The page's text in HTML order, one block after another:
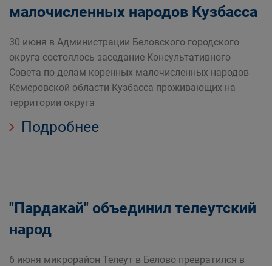
малочисленных народов Кузбасса
30 июня в Администрации Беловского городского
округа состоялось заседание Консультативного
Совета по делам коренных малочисленных народов
Кемеровской области Кузбасса проживающих на
территории округа
Подробнее
"Пардакай" объединил телеутский
народ
6 июня микрорайон Телеут в Белово превратился в